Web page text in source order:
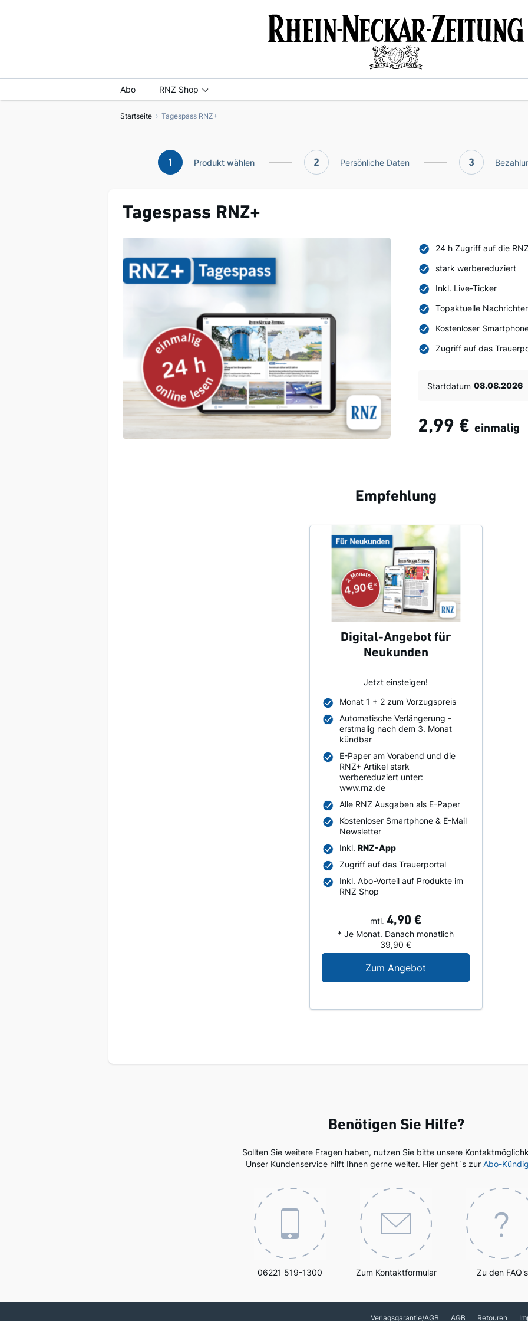
Abo RNZ Shop
Startseite Tagespass RNZ+
1 Produkt wählen 2 Persönliche Daten 3
Tagespass RNZ+
24 h Zugriff auf die
stark werbereduziert
Inkl. Live-Ticker
Topaktuelle
Kostenloser
Zugriff auf das
Startdatum
einmalig
2,99 €
Empfehlung
Digital-Angebot für
Neukunden
Jetzt einsteigen!
Monat 1 + 2 zum Vorzugspreis
Automatische Verlängerung -
erstmalig nach dem 3. Monat
kündbar
E-Paper am Vorabend und die
RNZ+ Artikel stark
werbereduziert unter:
www.rnz.de
Alle RNZ Ausgaben als E-Paper
Kostenloser Smartphone & E-Mail
Newsletter
Inkl.RNZ-App
Zugriff auf das Trauerportal
Inkl. Abo-Vorteil auf Produkte im
RNZ Shop
mtl. 4,90 €
* Je Monat. Danach monatlich
39,90 €
Zum Angebot
Benötigen Sie Hilfe?
Sollten Sie weitere Fragen haben, nutzen Sie bitte unsere
Unser Kundenservice hilft Ihnen gerne weiter. Hier geht`s zur Abo-
06221 519-1300 Zum Kontaktformular Zu den FAQ's
Verlagsgarantie/AGB AGB Retouren